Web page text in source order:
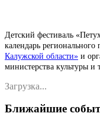
Детский фестиваль
календарь регионального
Калужской области» и
министерства культуры и
Загрузка...
Ближайшие